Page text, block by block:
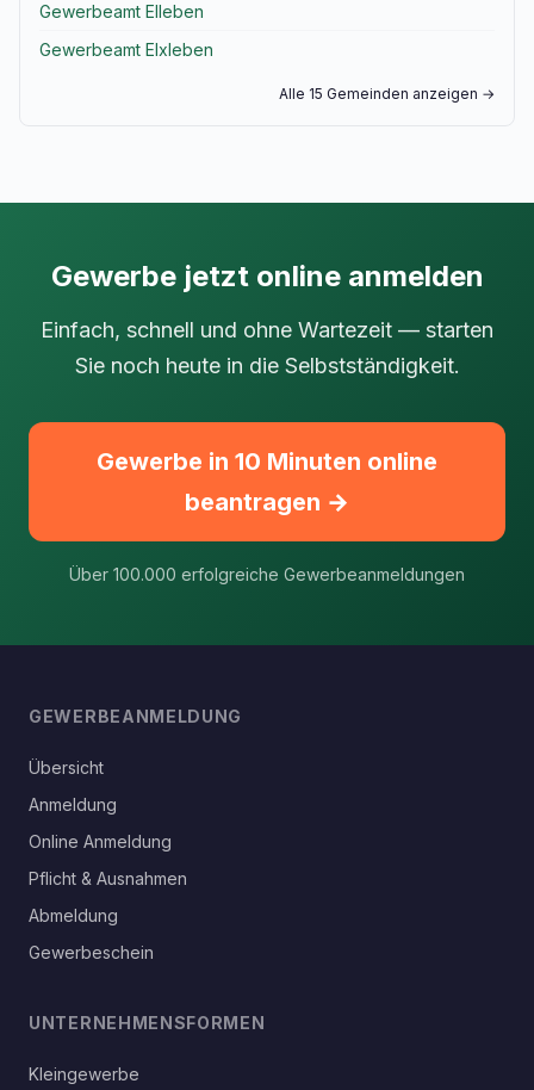
Gewerbeamt Elleben
Gewerbeamt Elxleben
Alle 15 Gemeinden anzeigen →
Gewerbe jetzt online anmelden
Einfach, schnell und ohne Wartezeit — starten
Sie noch heute in die Selbstständigkeit.
Gewerbe in 10 Minuten online
beantragen →
Über 100.000 erfolgreiche Gewerbeanmeldungen
GEWERBEANMELDUNG
Übersicht
Anmeldung
Online Anmeldung
Pflicht & Ausnahmen
Abmeldung
Gewerbeschein
UNTERNEHMENSFORMEN
Kleingewerbe